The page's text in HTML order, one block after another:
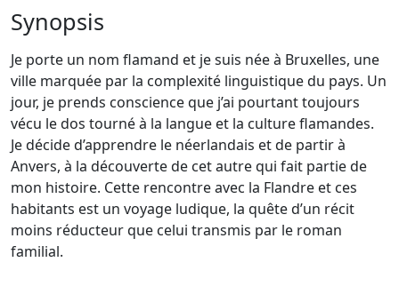
Synopsis
Je porte un nom flamand et je suis née à Bruxelles, une
ville marquée par la complexité linguistique du pays. Un
jour, je prends conscience que j’ai pourtant toujours
vécu le dos tourné à la langue et la culture flamandes.
Je décide d’apprendre le néerlandais et de partir à
Anvers, à la découverte de cet autre qui fait partie de
mon histoire. Cette rencontre avec la Flandre et ces
habitants est un voyage ludique, la quête d’un récit
moins réducteur que celui transmis par le roman
familial.